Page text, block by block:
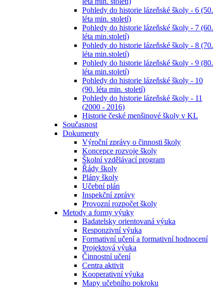
Pohledy do historie lázeňské školy - 6 (50.
léta min. století)
Pohledy do historie lázeňské školy - 7 (60.
léta min.století)
Pohledy do historie lázeňské školy - 8 (70.
léta min.století)
Pohledy do historie lázeňské školy - 9 (80.
léta min.století)
Pohledy do historie lázeňské školy - 10
(90. léta min. století)
Pohledy do historie lázeňské školy - 11
(2000 - 2016)
Historie české menšinové školy v KL
Současnost
Dokumenty
Výroční zprávy o činnosti školy
Koncepce rozvoje školy
Školní vzdělávací program
Řády školy
Plány školy
Učební plán
Inspekční zprávy
Provozní rozpočet školy
Metody a formy výuky
Badatelsky orientovaná výuka
Responzivní výuka
Formativní učení a formativní hodnocení
Projektová výuka
Činnostní učení
Centra aktivit
Kooperativní výuka
Mapy učebního pokroku